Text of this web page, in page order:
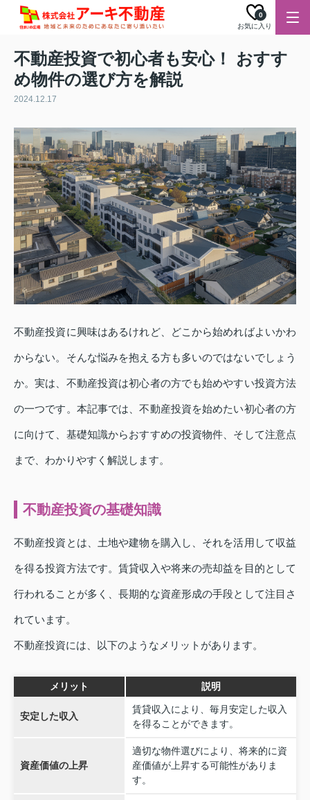
お気に入り
0
不動産投資で初心者も安心！ おすす
め物件の選び方を解説
2024.12.17
不動産投資に興味はあるけれど、どこから始めればよいかわ
からない。そんな悩みを抱える方も多いのではないでしょう
か。実は、不動産投資は初心者の方でも始めやすい投資方法
の一つです。本記事では、不動産投資を始めたい初心者の方
に向けて、基礎知識からおすすめの投資物件、そして注意点
まで、わかりやすく解説します。
不動産投資の基礎知識
不動産投資とは、土地や建物を購入し、それを活用して収益
を得る投資方法です。賃貸収入や将来の売却益を目的として
行われることが多く、長期的な資産形成の手段として注目さ
れています。
不動産投資には、以下のようなメリットがあります。
メリット 説明
安定した収入
賃貸収入により、毎月安定した収入
を得ることができます。
資産価値の上昇
適切な物件選びにより、将来的に資
産価値が上昇する可能性がありま
す。